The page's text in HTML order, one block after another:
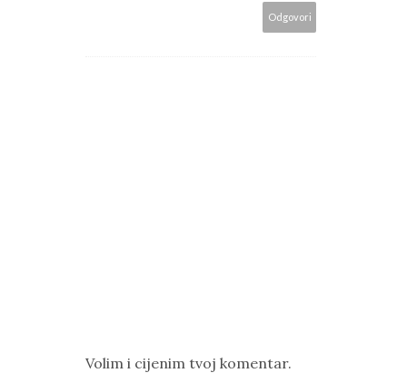
Odgovori
Volim i cijenim tvoj komentar.